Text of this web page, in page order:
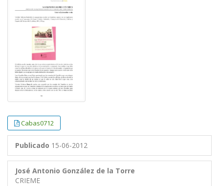
Cabas0712
Publicado 15-06-2012
José Antonio González de la Torre
CRIEME